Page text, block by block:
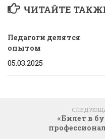
ЧИТАЙТЕ
Педагоги делятся
опытом
05.03.2025
«Билет в